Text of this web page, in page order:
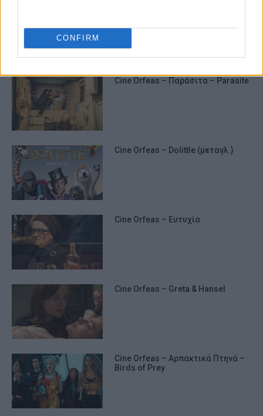
CONFIRM
Cine Orfeas – Παράσιτα – Parasite
Cine Orfeas – Dolittle (μεταγλ.)
Cine Orfeas – Ευτυχία
Cine Orfeas – Greta & Hansel
Cine Orfeas – Αρπακτικά Πτηνά –
Birds of Prey